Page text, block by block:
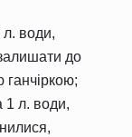
л. води,
до
ганчіркою;
1 л. води,